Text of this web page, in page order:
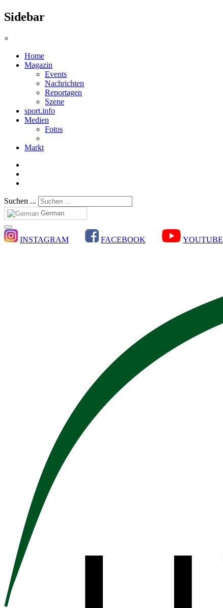
Sidebar
×
Home
Magazin
Events
Nachrichten
Reportagen
Szene
sport.info
Medien
Fotos
Markt
Suchen ...
German
INSTAGRAM FACEBOOK YOUTUBE